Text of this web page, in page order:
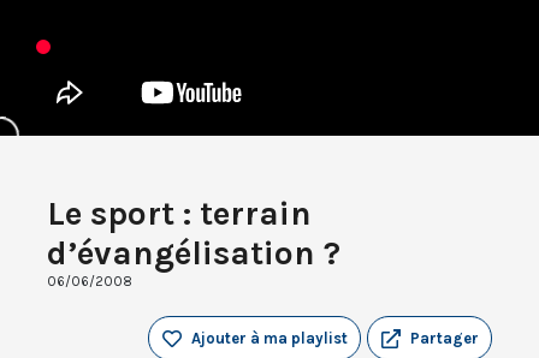
Le sport : terrain
d’évangélisation ?
06/06/2008
Partager
Ajouter à ma playlist